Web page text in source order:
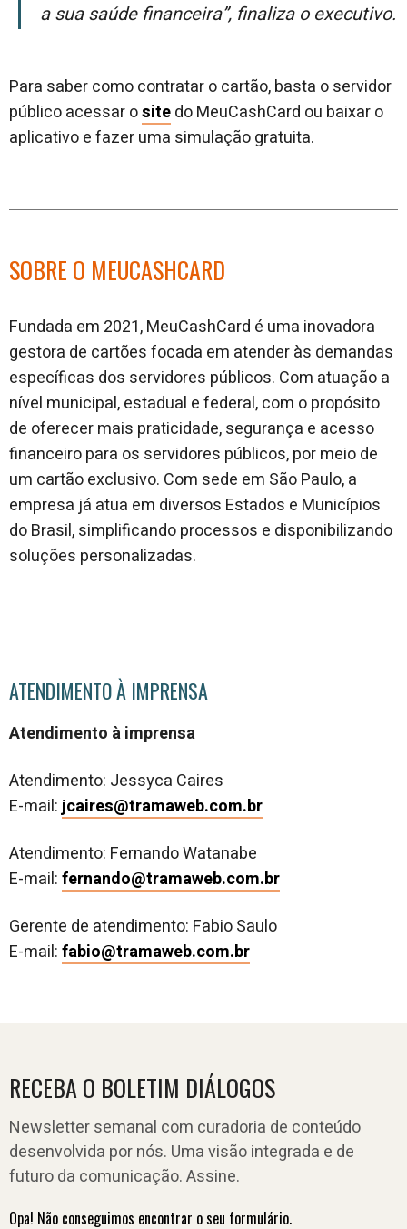
a sua saúde financeira”, finaliza o executivo.
Para saber como contratar o cartão, basta o servidor
público acessar ositedo MeuCashCard ou baixar o
aplicativo e fazer uma simulação gratuita.
SOBRE O MEUCASHCARD
Fundada em 2021, MeuCashCard é uma inovadora
gestora de cartões focada em atender às demandas
específicas dos servidores públicos. Com atuação a
nível municipal, estadual e federal, com o propósito
de oferecer mais praticidade, segurança e acesso
financeiro para os servidores públicos, por meio de
um cartão exclusivo. Com sede em São Paulo, a
empresa já atua em diversos Estados e Municípios
do Brasil, simplificando processos e disponibilizando
soluções personalizadas.
ATENDIMENTO À IMPRENSA
Atendimento à imprensa
Atendimento: Jessyca Caires
E-mail:jcaires@tramaweb.com.br
Atendimento: Fernando Watanabe
E-mail:fernando@tramaweb.com.br
Gerente de atendimento: Fabio Saulo
E-mail:fabio@tramaweb.com.br
RECEBA O BOLETIM DIÁLOGOS
Newsletter semanal com curadoria de conteúdo
desenvolvida por nós. Uma visão integrada e de
futuro da comunicação. Assine.
Opa! Não conseguimos encontrar o seu formulário.